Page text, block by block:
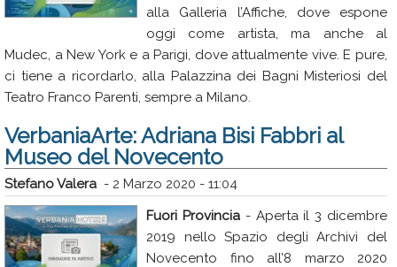
Rubriche
Calendario
Annunci
alla Galleria l’Affiche, dove espone
oggi come artista, ma anche al
Mudec, a New York e a Parigi, dove attualmente vive. E pure,
ci tiene a ricordarlo, alla Palazzina dei Bagni Misteriosi del
Teatro Franco Parenti, sempre a Milano.
VerbaniaArte: Adriana Bisi Fabbri al
Museo del Novecento
Stefano Valera - 2 Marzo 2020 - 11:04
Fuori Provincia- Aperta il 3 dicembre
2019 nello Spazio degli Archivi del
Novecento fino all’8 marzo 2020